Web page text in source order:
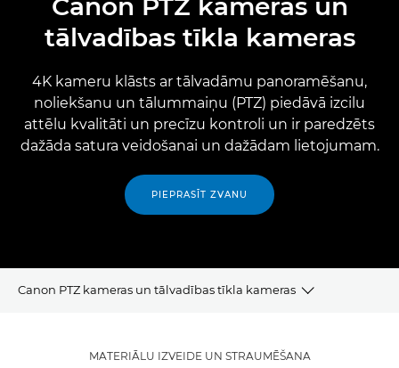
Canon PTZ kameras un
tālvadības tīkla kameras
4K kameru klāsts ar tālvadāmu panoramēšanu,
noliekšanu un tālummaiņu (PTZ) piedāvā izcilu
attēlu kvalitāti un precīzu kontroli un ir paredzēts
dažāda satura veidošanai un dažādam lietojumam.
PIEPRASĪT ZVANU
Canon PTZ kameras un tālvadības tīkla kameras
MATERIĀLU IZVEIDE UN STRAUMĒŠANA